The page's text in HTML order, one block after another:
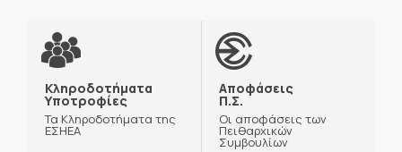
Κληροδοτήματα
Υποτροφίες
Τα Κληροδοτήματα της
ΕΣΗΕΑ
Αποφάσεις
Π.Σ.
Οι αποφάσεις των
Πειθαρχικών
Συμβουλίων